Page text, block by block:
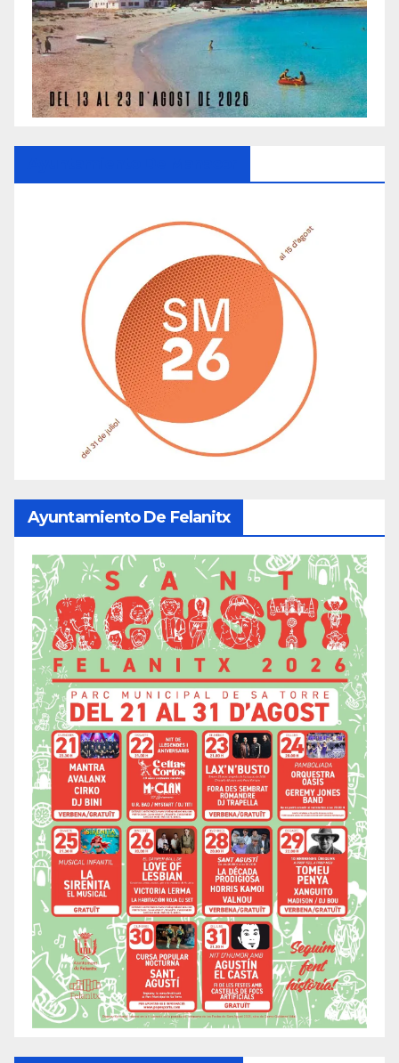
Ayuntamiento De Felanitx